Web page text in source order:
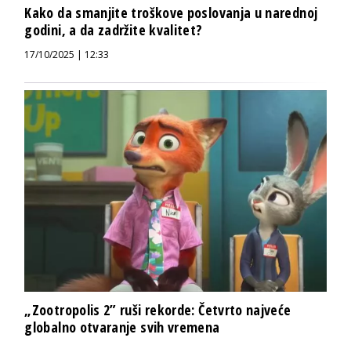
Kako da smanjite troškove poslovanja u narednoj
godini, a da zadržite kvalitet?
17/10/2025 | 12:33
„Zootropolis 2” ruši rekorde: Četvrto najveće
globalno otvaranje svih vremena